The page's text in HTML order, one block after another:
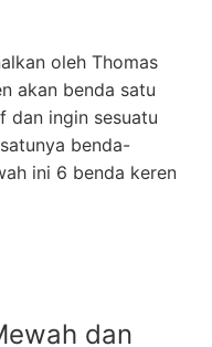
oleh Thomas
akan benda satu
dan ingin sesuatu
benda-
ini 6 benda keren
dan